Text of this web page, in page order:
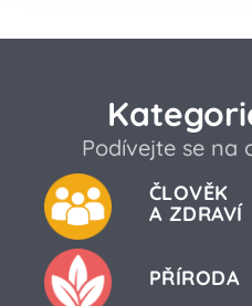
Podívejte se na
ČLOVĚK
A ZDRAVÍ
PŘÍRODA